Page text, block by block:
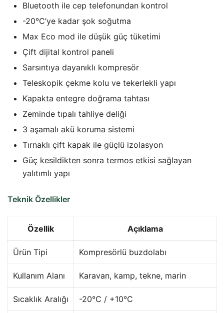
Bluetooth ile cep telefonundan kontrol
-20°C’ye kadar şok soğutma
Max Eco mod ile düşük güç tüketimi
Çift dijital kontrol paneli
Sarsıntıya dayanıklı kompresör
Teleskopik çekme kolu ve tekerlekli yapı
Kapakta entegre doğrama tahtası
Zeminde tıpalı tahliye deliği
3 aşamalı akü koruma sistemi
Tırnaklı çift kapak ile güçlü izolasyon
Güç kesildikten sonra termos etkisi sağlayan
yalıtımlı yapı
Teknik Özellikler
Özellik Açıklama
Ürün Tipi Kompresörlü buzdolabı
Kullanım Alanı Karavan, kamp, tekne, marin
Sıcaklık Aralığı -20°C / +10°C